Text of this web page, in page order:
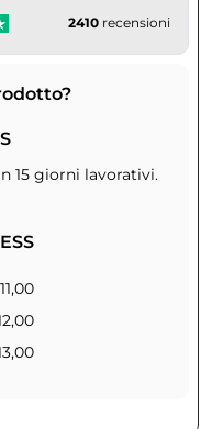
2410 recensioni
15 giorni lavorativi.